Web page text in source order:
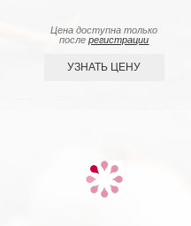
Цена доступна только
послерегистрации
УЗНАТЬ ЦЕНУ